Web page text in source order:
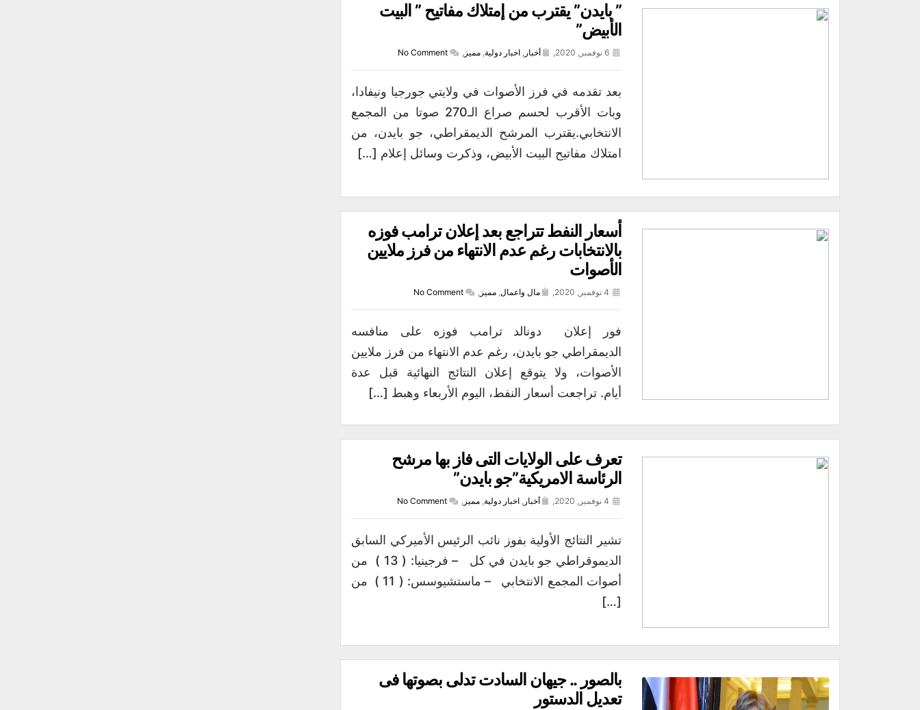
” بايدن” يقترب من إمتلاك مفاتيح ” البيت
الأبيض”
6 نوفمبر, 2020, أخبار,اخبار دولية,مميز,
No Comment
بعد تقدمه في فرز الأصوات في ولايتي جورجيا ونيفادا،
وبات الأقرب لحسم صراع الـ270 صوتا من المجمع
الانتخابي.يقترب المرشح الديمقراطي، جو بايدن، من
امتلاك مفاتيح البيت الأبيض، وذكرت وسائل إعلام […]
أسعار النفط تتراجع بعد إعلان ترامب فوزه
بالانتخابات رغم عدم الانتهاء من فرز ملايين
الأصوات
مال واعمال,مميز,
No Comment
فور إعلان دونالد ترامب فوزه على منافسه
الديمقراطي جو بايدن، رغم عدم الانتهاء من فرز ملايين
الأصوات، ولا يتوقع إعلان النتائج النهائية قبل عدة
أيام. تراجعت أسعار النفط، اليوم الأربعاء وهبط […]
تعرف على الولايات التى فاز بها مرشح
الرئاسة الامريكية”جو بايدن”
أخبار,اخبار دولية,مميز,
No Comment
تشير النتائج الأولية بفوز نائب الرئيس الأميركي السابق
الديموقراطي جو بايدن في كل – فرجينيا: ( 13 ) من
أصوات المجمع الانتخابي – ماستشيوسس: ( 11 ) من
[…]
بالصور .. جيهان السادت تدلى بصوتها فى
تعديل الدستور